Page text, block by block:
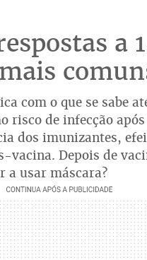
a
com o que se sabe
risco de infecção após
dos imunizantes,
vacina. Depois de
a usar máscara?